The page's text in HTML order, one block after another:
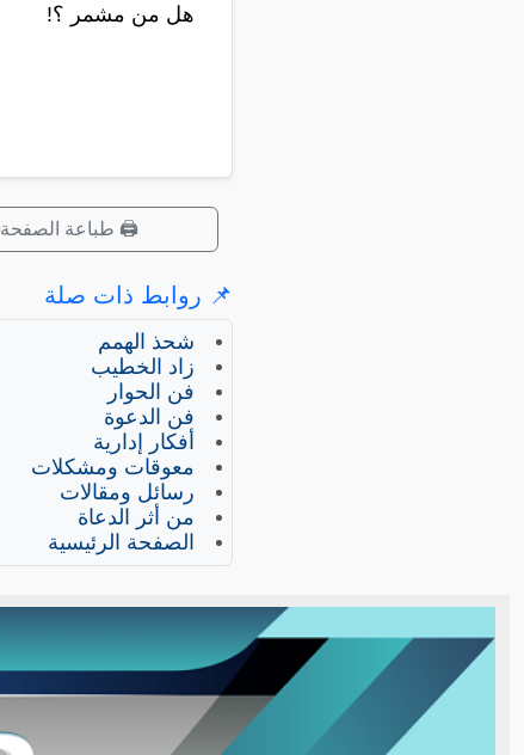
هل من مشمر ؟!
🖨️ طباعة الصفحة
📌 روابط ذات صلة
شحذ الهمم
زاد الخطيب
فن الحوار
فن الدعوة
أفكار إدارية
معوقات ومشكلات
رسائل ومقالات
من أثر الدعاة
الصفحة الرئيسية